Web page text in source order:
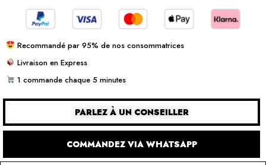
Recommandé par 95% de nos consommatrices
Livraison en Express
1 commande chaque 5 minutes
PARLEZ À UN CONSEILLER
COMMANDEZ VIA WHATSAPP